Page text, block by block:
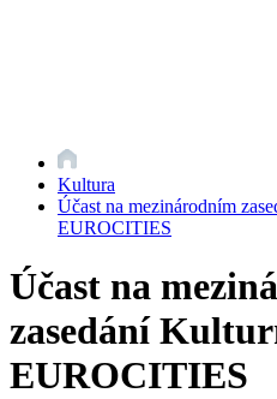
Kultura
Účast na mezinárodním
EUROCITIES
Účast na
zasedání
EUROCITIES